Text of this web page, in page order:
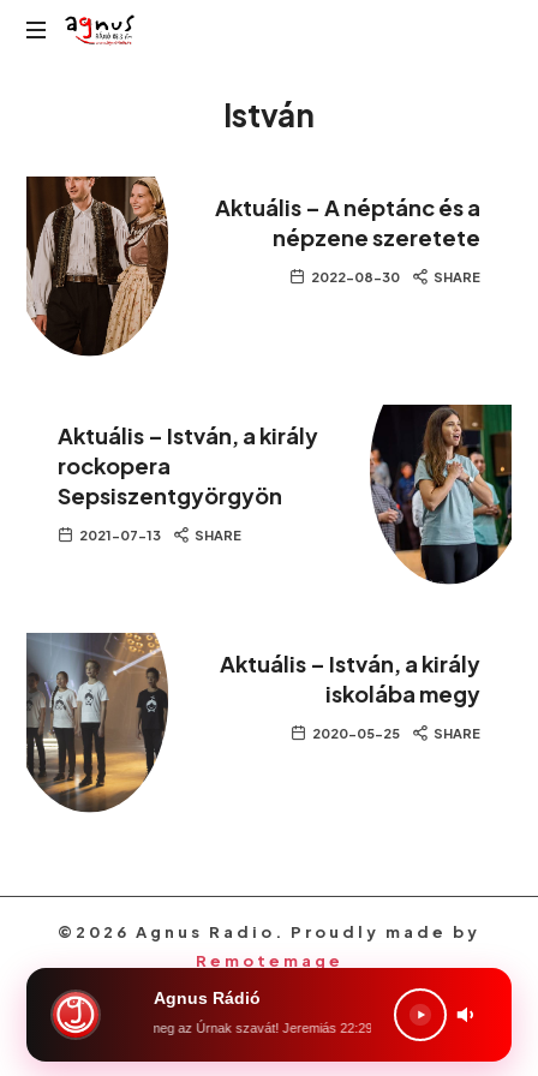
Agnus
István
Aktuális – A néptánc és a
népzene szeretete
2022-08-30 SHARE
Aktuális – István, a király
rockopera
Sepsiszentgyörgyön
2021-07-13 SHARE
Aktuális – István, a király
iskolába megy
2020-05-25 SHARE
©2026 Agnus Radio. Proudly made by
Remotemage
Agnus Rádió
Föld, föld, föld! halld meg az Úrnak szavát! Jeremiás 22:29